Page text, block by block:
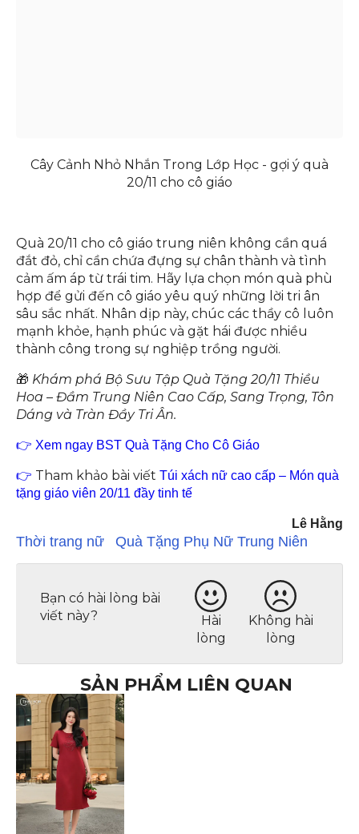
Cây Cảnh Nhỏ Nhắn Trong Lớp Học - gợi ý quà
20/11 cho cô giáo
Quà 20/11 cho cô giáo trung niên không cần quá
đắt đỏ, chỉ cần chứa đựng sự chân thành và tình
cảm ấm áp từ trái tim. Hãy lựa chọn món quà phù
hợp để gửi đến cô giáo yêu quý những lời tri ân
sâu sắc nhất. Nhân dịp này, chúc các thầy cô luôn
mạnh khỏe, hạnh phúc và gặt hái được nhiều
thành công trong sự nghiệp trồng người.
🎁 Khám phá Bộ Sưu Tập Quà Tặng 20/11 Thiều
Hoa – Đầm Trung Niên Cao Cấp, Sang Trọng, Tôn
Dáng và Tràn Đầy Tri Ân.
👉 Xem ngay BST Quà Tặng Cho Cô Giáo
👉 Tham khảo bài viết Túi xách nữ cao cấp – Món quà
tặng giáo viên 20/11 đầy tinh tế
Lê Hằng
Thời trang nữ Quà Tặng Phụ Nữ Trung Niên
Bạn có hài lòng bài
viết này?
Hài
lòng
Không hài
lòng
SẢN PHẨM LIÊN QUAN